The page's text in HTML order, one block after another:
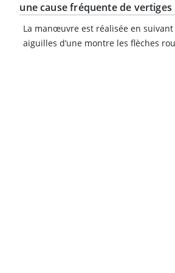
une cause fréquente de vertiges
La manœuvre est réalisée en suivant
aiguilles d’une montre les flèches